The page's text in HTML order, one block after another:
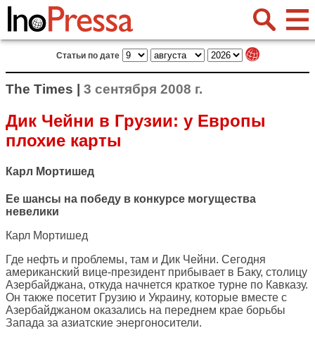
Статьи по дате
The Times | 3 сентября 2008 г.
Дик Чейни в Грузии: у Европы
плохие карты
Карл Мортишед
Ее шансы на победу в конкурсе могущества
невелики
Карл Мортишед
Где нефть и проблемы, там и Дик Чейни. Сегодня
американский вице-президент прибывает в Баку, столицу
Азербайджана, откуда начнется краткое турне по Кавказу.
Он также посетит Грузию и Украину, которые вместе с
Азербайджаном оказались на переднем крае борьбы
Запада за азиатские энергоносители.